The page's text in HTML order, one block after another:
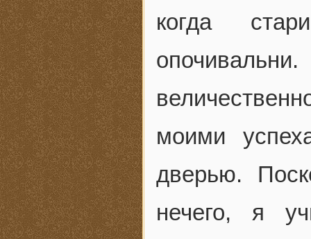
когда
моими
дверью.
нечего, я